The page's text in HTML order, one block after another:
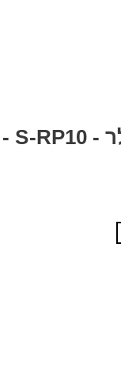
מיני בייסיק פס צהוב - רולר - S-RP10 -